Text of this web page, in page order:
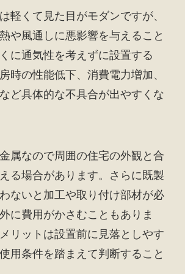
軽くて見た目がモダンですが、
や風通しに悪影響を与えること
に通気性を考えずに設置する
時の性能低下、消費電力増加、
ど具体的な不具合が出やすくな
属なので周囲の住宅の外観と合
る場合があります。さらに既製
ないと加工や取り付け部材が必
に費用がかさむこともありま
リットは設置前に見落としやす
用条件を踏まえて判断すること